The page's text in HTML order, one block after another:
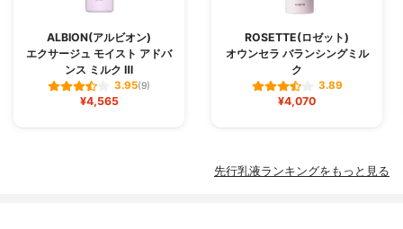
ALBION(アルビオン)
エクサージュ モイスト アドバ
ンス ミルク Ⅲ
3.95(9)
¥4,565
ROSETTE(ロゼット)
オウンセラ バランシングミル
ク
3.89
¥4,070
先行乳液ランキングをもっと見る